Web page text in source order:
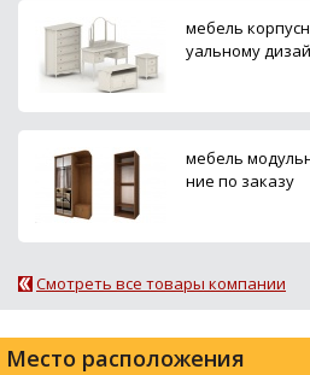
мебель
уальному
мебель
ние по заказу
Смотреть все товары компании
Место расположения